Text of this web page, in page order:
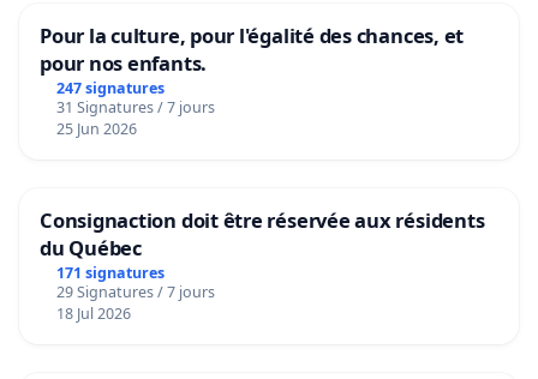
Pour la culture, pour l'égalité des chances, et
pour nos enfants.
247 signatures
31 Signatures / 7 jours
25 Jun 2026
Consignaction doit être réservée aux résidents
du Québec
171 signatures
29 Signatures / 7 jours
18 Jul 2026